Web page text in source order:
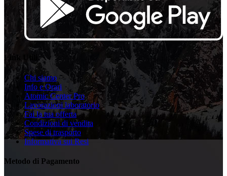
Link Utili
Chi siamo
Info e Orari
Atomic Center Pro
Lavorazioni laboratorio
Fai la tua offerta
Condizioni di vendita
Spese di trasporto
Informativa sui Resi
Metodo di Pagamento